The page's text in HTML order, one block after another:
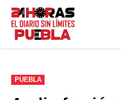
Saltar
contenido
PUBLICADO
EN
PUEBLA